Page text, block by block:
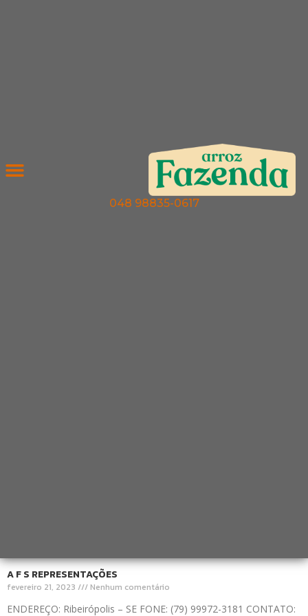
Menu
048 98835-0617
A F S REPRESENTAÇÕES
fevereiro 21, 2023 Nenhum comentário
ENDEREÇO: Ribeirópolis – SE FONE: (79) 99972-3181 CONTATO: